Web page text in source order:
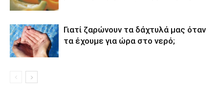
Γιατί ζαρώνουν τα δάχτυλά μας όταν
τα έχουμε για ώρα στο νερό;